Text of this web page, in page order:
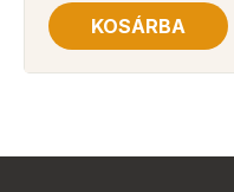
KOSÁRBA